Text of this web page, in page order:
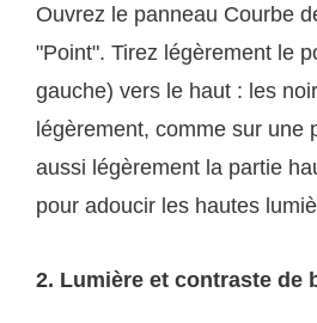
Ouvrez le panneau Courbe
"Point". Tirez légèrement le
gauche) vers le haut : les
légèrement, comme sur une
aussi légèrement la partie
pour adoucir les hautes
2. Lumière et contraste de